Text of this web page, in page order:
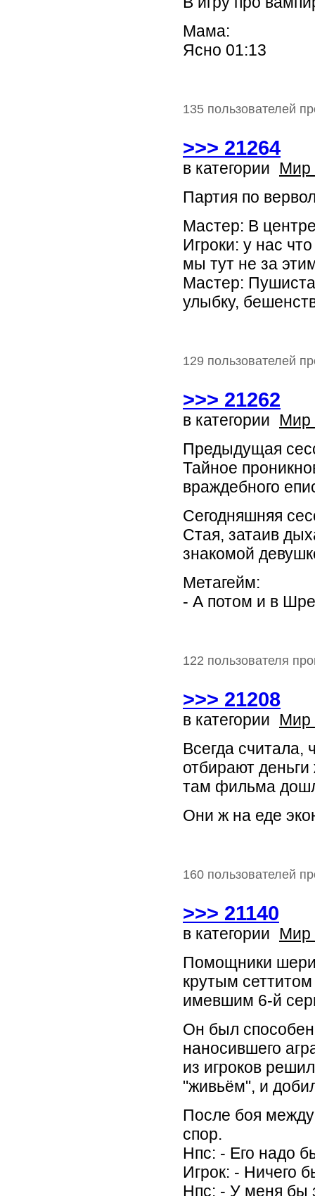
Мама:
Ясно 01:13
135 пользователей
>>> 21264
в категории Мир
Партия по
Мастер: В
Игроки: у нас
мы тут не за
Мастер:
улыбку,
129 пользователей
>>> 21262
в категории Мир
Предыдущая
Тайное
враждебного
Сегодняшняя
Стая, затаив
знакомой
Метагейм:
- А потом и в
122 пользователя
>>> 21208
в категории Мир
Всегда считала,
отбирают
там фильма
Они ж на еде
160 пользователей
>>> 21140
в категории Мир
Помощники
крутым
имевшим 6-й
Он был способен
наносившего
из игроков
"живьём", и
После боя
спор.
Нпс: - Его надо
Игрок: - Ничего
Нпс: - У меня бы